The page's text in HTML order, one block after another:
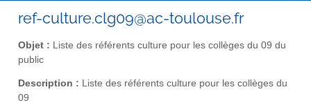
ref-culture.clg09@ac-toulouse.fr
Objet : Liste des référents culture pour les collèges du 09 du
public
Description : Liste des référents culture pour les collèges du
09